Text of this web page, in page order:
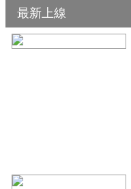
最新上線